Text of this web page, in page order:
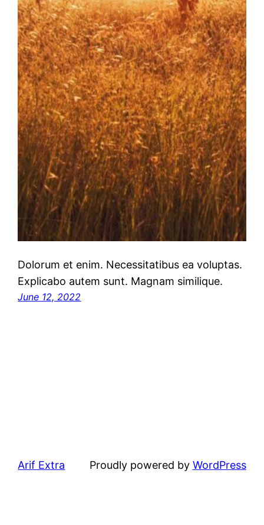
Dolorum et enim. Necessitatibus ea voluptas.
Explicabo autem sunt. Magnam similique.
June 12, 2022
Arif Extra Proudly powered by WordPress